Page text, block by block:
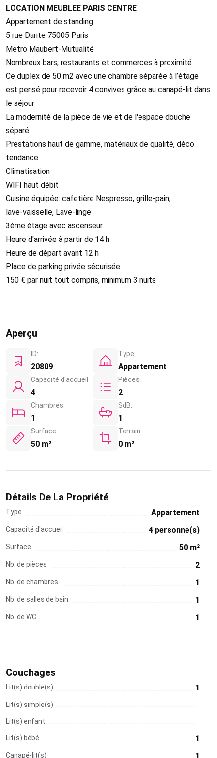
LOCATION MEUBLEE PARIS CENTRE
Appartement de standing
5 rue Dante 75005 Paris
Métro Maubert-Mutualité
Nombreux bars, restaurants et commerces à proximité
Ce duplex de 50 m2 avec une chambre séparée à l’étage
est pensé pour recevoir 4 convives grâce au canapé-lit dans
le séjour
La modernité de la pièce de vie et de l'espace douche
séparé
Prestations haut de gamme, matériaux de qualité, déco
tendance
Climatisation
WIFI haut débit
Cuisine équipée: cafetière Nespresso, grille-pain,
lave-vaisselle, Lave-linge
3ème étage avec ascenseur
Heure d'arrivée à partir de 14 h
Heure de départ avant 12 h
Place de parking privée sécurisée
150 € par nuit tout compris, minimum 3 nuits
Aperçu
ID:
20809
Type:
Appartement
Capacité d'accueil
4
Pièces:
2
Chambres:
1
SdB:
1
Surface:
50 m²
Terrain:
0 m²
Détails De La Propriété
Type Appartement
Capacité d'accueil 4 personne(s)
Surface 50 m²
Nb. de pièces 2
Nb. de chambres 1
Nb. de salles de bain 1
Nb. de WC 1
Couchages
Lit(s) double(s) 1
Lit(s) simple(s)
Lit(s) enfant
Lit(s) bébé 1
Canapé-lit(s) 1